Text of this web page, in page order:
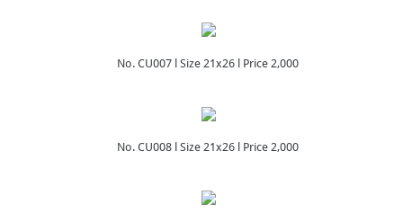
No. CU007 l Size 21x26 l Price 2,000
No. CU008 l Size 21x26 l Price 2,000